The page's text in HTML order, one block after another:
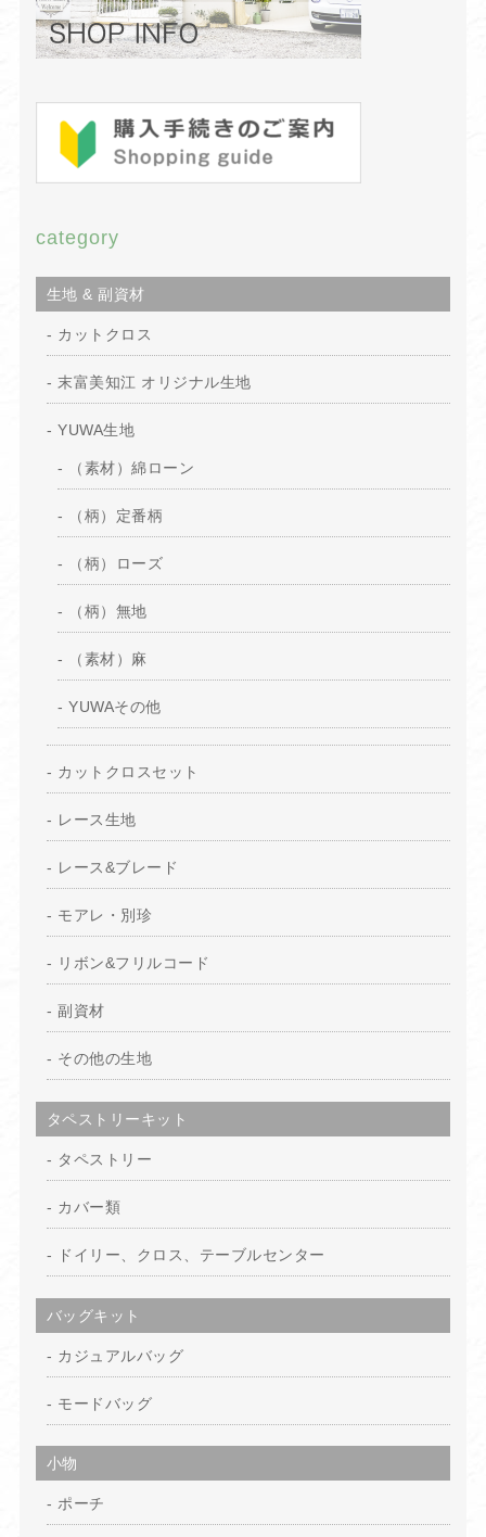
category
生地 & 副資材
カットクロス
末富美知江 オリジナル生地
YUWA生地
（素材）綿ローン
（柄）定番柄
（柄）ローズ
（柄）無地
（素材）麻
YUWAその他
カットクロスセット
レース生地
レース&ブレード
モアレ・別珍
リボン&フリルコード
副資材
その他の生地
タペストリーキット
タペストリー
カバー類
ドイリー、クロス、テーブルセンター
バッグキット
カジュアルバッグ
モードバッグ
小物
ポーチ